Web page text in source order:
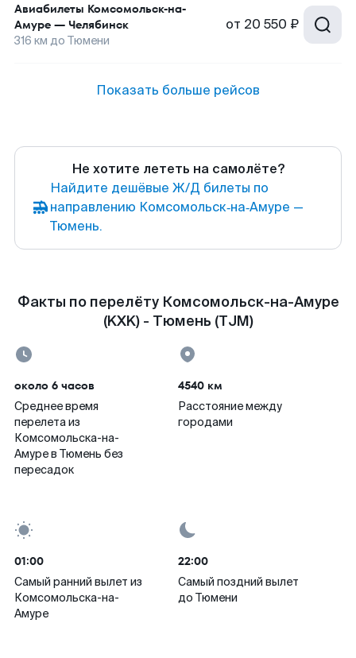
Авиабилеты Комсомольск-на-
Амуре — Челябинск
316 км до Тюмени
от 20 550 ₽
Показать больше рейсов
Не хотите лететь на самолёте?
Найдите дешёвые Ж/Д билеты по
направлению Комсомольск‑на‑Амуре —
Тюмень.
Факты по перелёту Комсомольск-на-Амуре
(KXK) - Тюмень (TJM)
около 6 часов
Среднее время
перелета из
Комсомольска-на-
Амуре в Тюмень без
пересадок
4540 км
Расстояние между
городами
01:00
Самый ранний вылет из
Комсомольска-на-
Амуре
22:00
Самый поздний вылет
до Тюмени